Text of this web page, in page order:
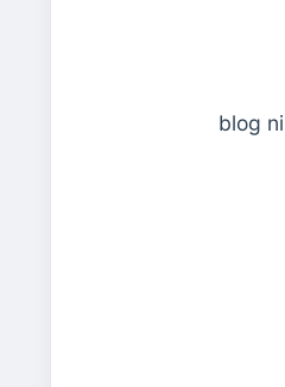
blog